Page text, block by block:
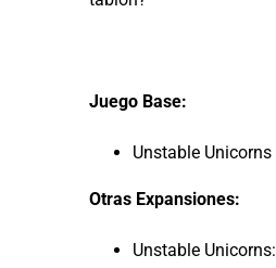
Juego Base:
Unstable Unicorns
Otras Expansiones:
Unstable